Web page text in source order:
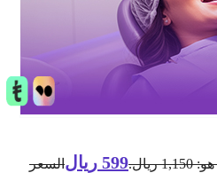
599 ريال السعر